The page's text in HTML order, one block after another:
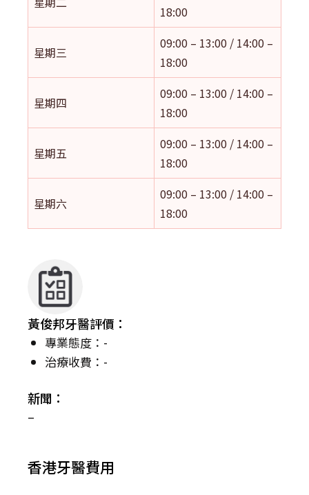
18:00
星期三
09:00 – 13:00 / 14:00 –
18:00
星期四
09:00 – 13:00 / 14:00 –
18:00
星期五
09:00 – 13:00 / 14:00 –
18:00
星期六
09:00 – 13:00 / 14:00 –
18:00
黃俊邦牙醫評價：
專業態度：-
治療收費：-
新聞：
–
香港牙醫費用